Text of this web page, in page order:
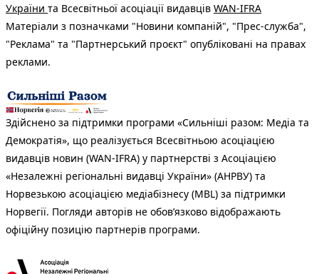
України та Всесвітньої асоціації видавців WAN-IFRA
Матеріали з позначками "Новини компаній", "Прес-служба",
"Реклама" та "Партнерський проєкт" опубліковані на правах
реклами.
Здійснено за підтримки програми «Сильніші разом: Медіа та
Демократія», що реалізується Всесвітньою асоціацією
видавців новин (WAN-IFRA) у партнерстві з Асоціацією
«Незалежні регіональні видавці України» (АНРВУ) та
Норвезькою асоціацією медіабізнесу (MBL) за підтримки
Норвегії. Погляди авторів не обов’язково відображають
офіційну позицію партнерів програми.